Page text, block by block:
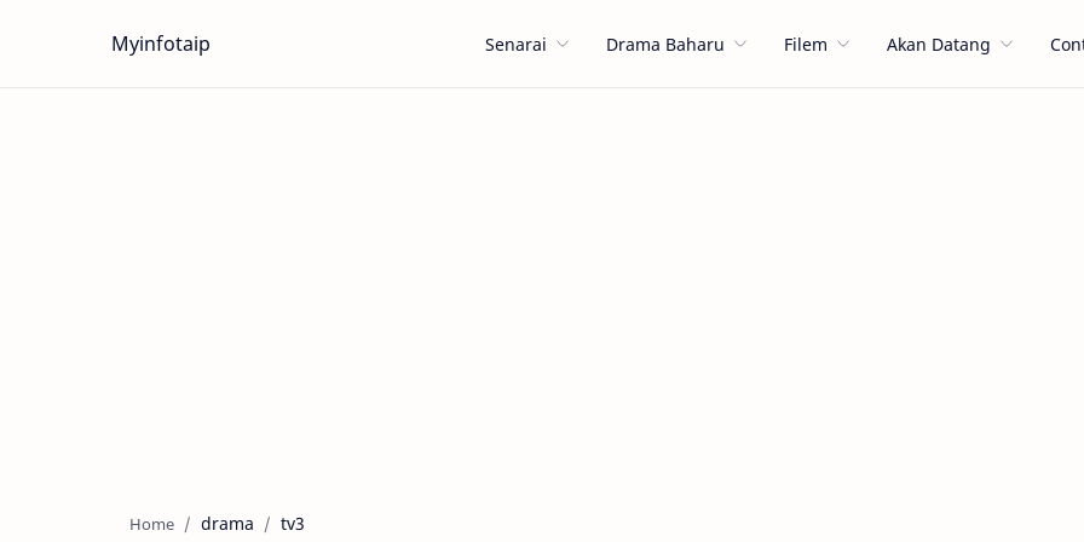
Myinfotaip Senarai Drama Baharu Filem Akan Datang
Home drama tv3